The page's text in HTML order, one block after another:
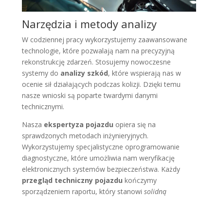
Narzędzia i metody analizy
W codziennej pracy wykorzystujemy zaawansowane
technologie, które pozwalają nam na precyzyjną
rekonstrukcję zdarzeń. Stosujemy nowoczesne
systemy do analizy szkód, które wspierają nas w
ocenie sił działających podczas kolizji. Dzięki temu
nasze wnioski są poparte twardymi danymi
technicznymi.
Nasza ekspertyza pojazdu opiera się na
sprawdzonych metodach inżynieryjnych.
Wykorzystujemy specjalistyczne oprogramowanie
diagnostyczne, które umożliwia nam weryfikację
elektronicznych systemów bezpieczeństwa. Każdy
przegląd techniczny pojazdu kończymy
sporządzeniem raportu, który stanowi solidną